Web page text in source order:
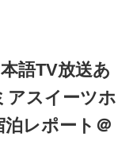
語TV放送あ
アスイーツホ
レポート＠